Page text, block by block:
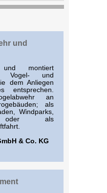
und
montiert
Vogel- und
dem Anliegen
entsprechen.
an
als
Windparks,
oder als
& Co. KG